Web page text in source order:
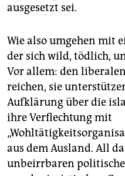
ausgesetzt sei.
Wie also umgehen mit
der sich wild, tödlich,
Vor allem: den
reichen, sie
Aufklärung über die
ihre Verflechtung mit
aus dem Ausland. All
unbeirrbaren